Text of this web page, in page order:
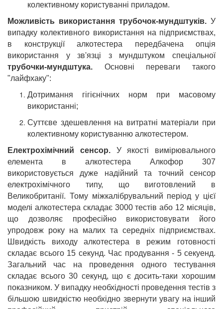
колективному користуванні приладом.
Можливість використання трубочок-мундштуків. У
випадку колективного використання на підприємствах,
в конструкції алкотестера передбачена опція
використання у зв'язці з мундштуком спеціальної
трубочки-мундштука. Основні переваги такого
"лайфхаку":
Дотримання гігієнічних норм при масовому
використанні;
Суттєве здешевлення на витратні матеріали при
колективному користуванню алкотестером.
Електрохімічний сенсор.У якості вимірювального
елемента в алкотестера Алкофор 307
використовується дуже надійний та точний сенсор
електрохімічного типу, що виготовлений в
Великобританії. Тому міжкалібрувальний період у цієї
моделі алкотестера складає 3000 тестів або 12 місяців,
що дозволяє професійно використовувати його
упродовж року на малих та середніх підприємствах.
Швидкість виходу алкотестера в режим готовності
складає всього 15 секунд. Час продування - 5 секуенд.
Загальний час на проведення одного тестування
складає всього 30 секунд, що є досить-таки хорошим
показником. У випадку необхідності проведення тестів з
більшою швидкістю необхідно звернути увагу на інший